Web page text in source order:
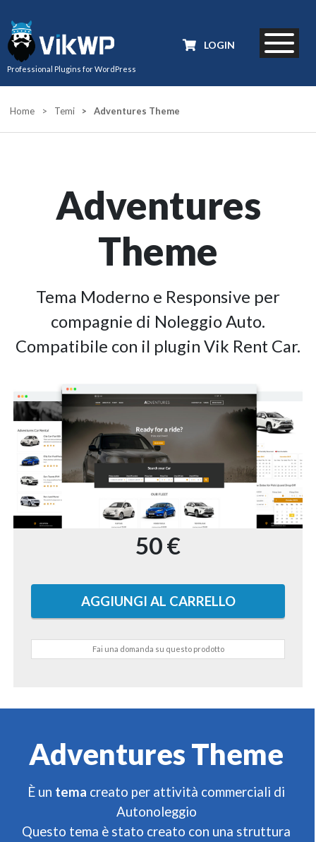
Professional Plugins for WordPress
LOGIN
Home > Temi > Adventures Theme
Adventures
Theme
Tema Moderno e Responsive per
compagnie di Noleggio Auto.
Compatibile con il plugin Vik Rent Car.
50 €
Fai una domanda su questo prodotto
Adventures Theme
È un tema creato per attività commerciali di
Autonoleggio
Questo tema è stato creato con una struttura